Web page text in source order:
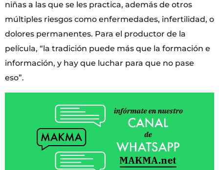
niñas a las que se les practica, además de otros
múltiples riesgos como enfermedades, infertilidad, o
dolores permanentes. Para el productor de la
película, “la tradición puede más que la formación e
información, y hay que luchar para que no pase
eso”.